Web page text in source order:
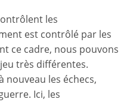
les
est contrôlé par les
ce cadre, nous pouvons
très différentes.
nouveau les échecs,
Ici, les